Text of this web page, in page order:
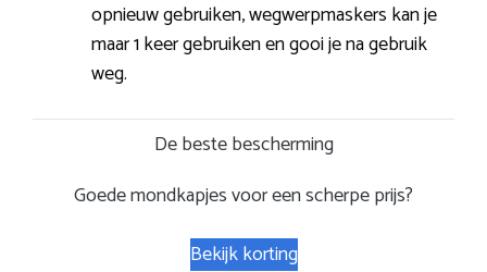
opnieuw gebruiken, wegwerpmaskers kan je
maar 1 keer gebruiken en gooi je na gebruik
weg.
De beste bescherming
Goede mondkapjes voor een scherpe prijs?
Bekijk korting